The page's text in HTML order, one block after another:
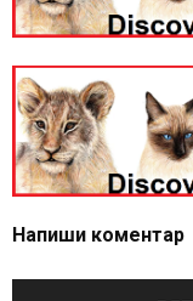
Напиши коментар